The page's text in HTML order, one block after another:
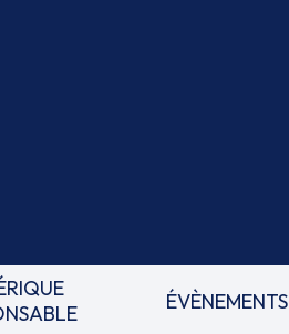
ÉVÈNEMENTS